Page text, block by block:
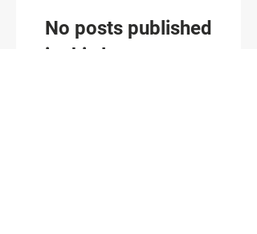
No posts published
in this language yet